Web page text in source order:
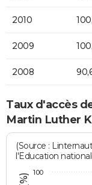
2010
2009
2008
Taux d'accès
Martin Luther
(Source :
l'Education
100